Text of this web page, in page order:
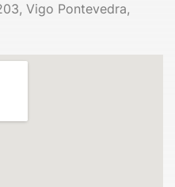
Vigo Pontevedra,